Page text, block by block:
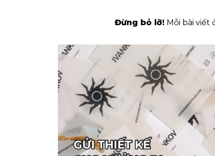
Đừng bỏ lỡ! Mỗi bài viết